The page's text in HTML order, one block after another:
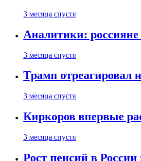
3 месяца спустя
Аналитики:
3 месяца спустя
Трамп
3 месяца спустя
Киркоров впервые
3 месяца спустя
Рост пенсий в России